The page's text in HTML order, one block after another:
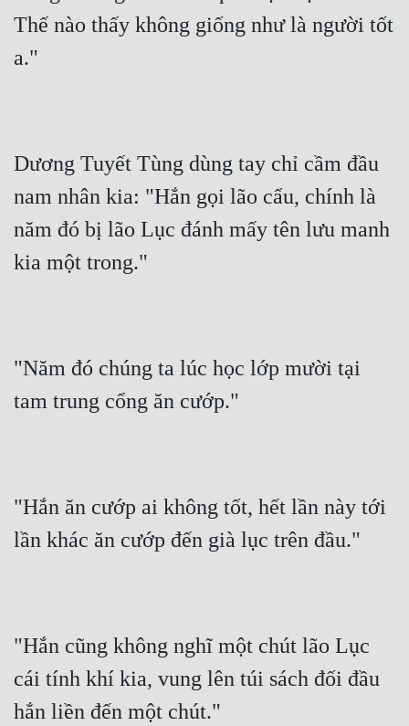
Thế nào thấy không giống như là người tốt
a."
Dương Tuyết Tùng dùng tay chỉ cầm đầu
nam nhân kia: "Hắn gọi lão cẩu, chính là
năm đó bị lão Lục đánh mấy tên lưu manh
kia một trong."
"Năm đó chúng ta lúc học lớp mười tại
tam trung cổng ăn cướp."
"Hắn ăn cướp ai không tốt, hết lần này tới
lần khác ăn cướp đến già lục trên đầu."
"Hắn cũng không nghĩ một chút lão Lục
cái tính khí kia, vung lên túi sách đối đầu
hắn liền đến một chút."